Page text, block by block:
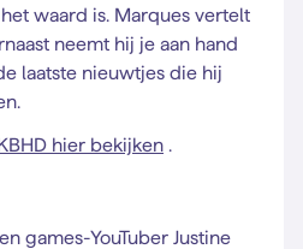
waard is. Marques vertelt
neemt hij je aan hand
laatste nieuwtjes die hij
hier bekijken .
games-YouTuber Justine